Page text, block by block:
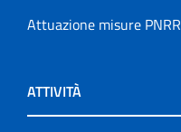
Attuazione misure PNRR
ATTIVITÀ